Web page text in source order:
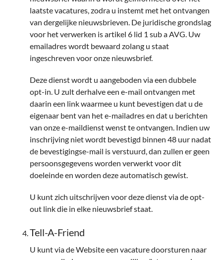
laatste vacatures, zodra u instemt met het ontvangen
van dergelijke nieuwsbrieven. De juridische grondslag
voor het verwerken is artikel 6 lid 1 sub a AVG. Uw
emailadres wordt bewaard zolang u staat
ingeschreven voor onze nieuwsbrief.
Deze dienst wordt u aangeboden via een dubbele
opt-in. U zult derhalve een e-mail ontvangen met
daarin een link waarmee u kunt bevestigen dat u de
eigenaar bent van het e-mailadres en dat u berichten
van onze e-maildienst wenst te ontvangen. Indien uw
inschrijving niet wordt bevestigd binnen 48 uur nadat
de bevestigingse-mail is verstuurd, dan zullen er geen
persoonsgegevens worden verwerkt voor dit
doeleinde en worden deze automatisch gewist.
U kunt zich uitschrijven voor deze dienst via de opt-
out link die in elke nieuwsbrief staat.
Tell-A-Friend
U kunt via de Website een vacature doorsturen naar